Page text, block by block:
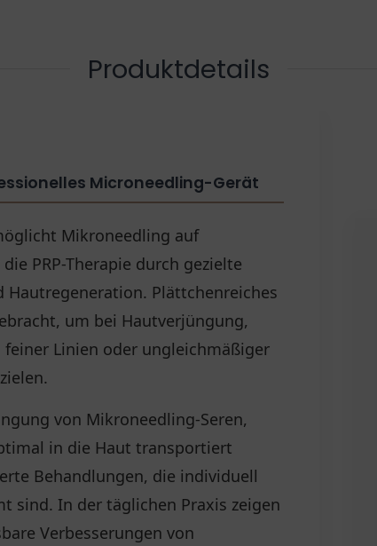
Produktdetails
Microneedling-Gerät
Mikroneedling auf
PRP-Therapie durch gezielte
Plättchenreiches
um bei Hautverjüngung,
Linien oder ungleichmäßiger
von Mikroneedling-Seren,
in die Haut transportiert
Behandlungen, die individuell
sind. In der täglichen Praxis zeigen
Verbesserungen von